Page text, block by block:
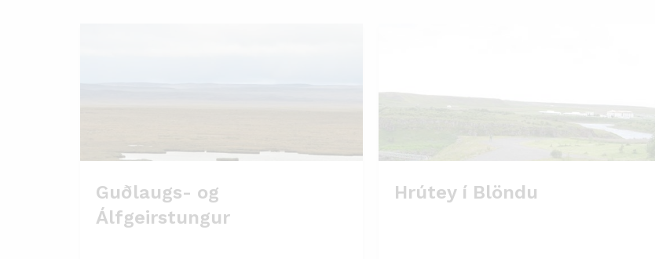
Guðlaugs- og
Álfgeirstungur
Hrútey í Blöndu